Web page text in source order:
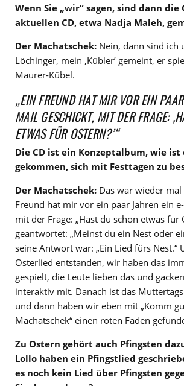
Wenn Sie „wir“ sagen, sind dann die
aktuellen CD, etwa Nadja Maleh,
Der Machatschek: Nein, dann sind ich
Löchinger, mein ‚Kübler’ gemeint, er
Maurer-Kübel.
„EIN FREUND HAT MIR VOR EIN
MAIL GESCHICKT, MIT DER FRAGE:
ETWAS FÜR OSTERN?’“
Die CD ist ein Konzeptalbum, wie ist
gekommen, sich mit Festtagen zu
Der Machatschek: Das war wieder
Freund hat mir vor ein paar Jahren ein
mit der Frage: „Hast du schon etwas für
geantwortet: „Meinst du ein Nest oder
seine Antwort war: „Ein Lied fürs Nest.“
Osterlied entstanden, wir haben das
gespielt, die Leute lieben das und
interaktiv mit. Danach ist das
und dann haben wir eben mit „Komm
Machatschek“ einen roten Faden
Zu Ostern gehört auch Pfingsten
Lollo haben ein Pfingstlied
es noch kein Lied über Pfingsten